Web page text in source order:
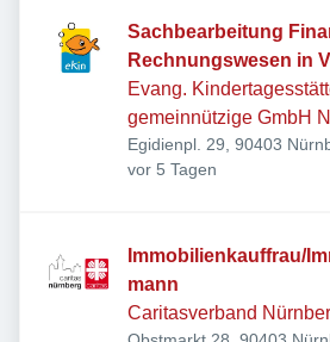
Sachbearbeitung
Rechnungswesen in
Evang.
gemeinnützige GmbH
(ekin)
Egidienpl. 29, 90403
Deutschland
Veröffentlicht
vor 5 Tagen
Immobilienkauffrau/
mann
Caritasverband